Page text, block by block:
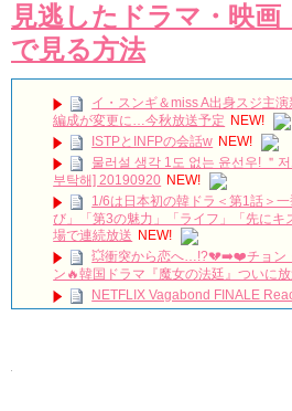
見逃したドラマ・映
で見る方法
イ・スンギ＆miss A出身スジ主
編成が変更に…今秋放送予定 NEW!
ISTPとINFPの会話w NEW!
물러설 생각 1도 없는 윤선우! ＂
부탁해] 20190920 NEW!
1/6は日本初の韓ドラ＜第1話＞
び」「第3の魅力」「ライフ」「先にキ
場で連続放送 NEW!
💥衝突から恋へ…!?💔➡️❤️チョン
ン🔥韓国ドラマ『魔女の法廷』ついに
NETFLIX Vagabond FINALE